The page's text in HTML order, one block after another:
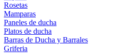
Rosetas
Mamparas
Paneles de ducha
Platos de ducha
Barras de Ducha y Barrales
Griferia